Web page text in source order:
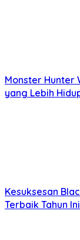
Monster Hunter
yang Lebih
Kesuksesan
Terbaik Tahun